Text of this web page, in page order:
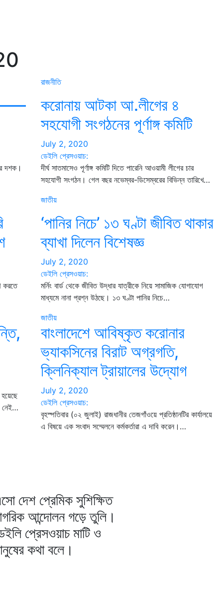
দশক।
রাজনীতি
করোনায় আটকা আ.লীগের ৪
সহযোগী সংগঠনের পূর্ণাঙ্গ কমিটি
July 2, 2020
ডেইলি প্রেসওয়াচ:
দীর্ঘ সাতমাসেও পূর্ণাঙ্গ কমিটি দিতে পারেনি আওয়ামী লীগের চার
সহযোগী সংগঠন। গেল বছর নভেম্বর-ডিসেম্বরের বিভিন্ন তারিখে…
করতে
জাতীয়
‘পানির নিচে’ ১৩ ঘণ্টা জীবিত থাকার
ব্যাখা দিলেন বিশেষজ্ঞ
July 2, 2020
ডেইলি প্রেসওয়াচ:
মর্নিং বার্ড থেকে জীবিত উদ্ধার যাত্রীকে নিয়ে সামাজিক যোগাযোগ
মাধ্যমে নানা প্রশ্ন উঠছে। ১৩ ঘণ্টা পানির নিচে…
নেই…
জাতীয়
বাংলাদেশে আবিষ্কৃত করোনার
ভ্যাকসিনের বিরাট অগ্রগতি,
ক্লিনিক্যাল ট্রায়ালের উদ্যোগ
July 2, 2020
ডেইলি প্রেসওয়াচ:
বৃহস্পতিবার (০২ জুলাই) রাজধানীর তেজগাঁওয়ে প্রতিষ্ঠানটির কার্যালয়ে
এ বিষয়ে এক সংবাদ সম্মেলনে কর্মকর্তারা এ দাবি করেন।…
দেশ প্রেমিক সুশিক্ষিত
আন্দোলন গড়ে তুলি।
প্রেসওয়াচ মাটি ও
কথা বলে।